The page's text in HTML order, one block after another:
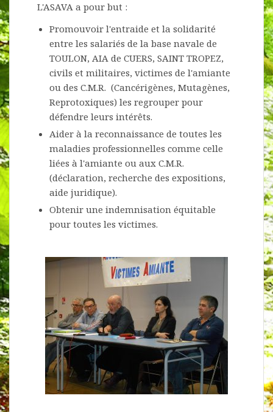
L'ASAVA a pour but :
Promouvoir l'entraide et la solidarité
entre les salariés de la base navale de
TOULON, AIA de CUERS, SAINT TROPEZ,
civils et militaires, victimes de l'amiante
ou des C.M.R. (Cancérigènes, Mutagènes,
Reprotoxiques) les regrouper pour
défendre leurs intérêts.
Aider à la reconnaissance de toutes les
maladies professionnelles comme celle
liées à l'amiante ou aux C.M.R.
(déclaration, recherche des expositions,
aide juridique).
Obtenir une indemnisation équitable
pour toutes les victimes.